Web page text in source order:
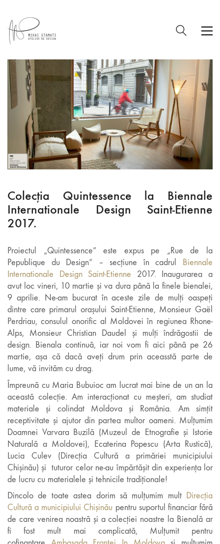
Colecția Quintessence la Biennale
Internationale Design Saint-Etienne
2017.
Proiectul „Quintessence” este expus pe „Rue de la
Pepublique du Design” – secțiune în cadrul Biennale
Internationale Design Saint-Etienne 2017. Inaugurarea a
avut loc vineri, 10 martie și va dura până la finele bienalei,
9 aprilie. Ne-am bucurat în aceste zile de mulți oaspeți
dintre care primarul orașului Saint-Etienne, Monsieur Gaël
Perdriau, consulul onorific al Moldovei în regiunea Rhone-
Alps, Monsieur Christian Daudel și mulți îndrăgostii de
design. Bienala continuă, iar noi vom fi aici până pe 26
martie, așa că dacă aveți drum prin aceasstă parte de
lume, vă invităm cu drag.
Împreună cu Maria Bubuioc am lucrat mai bine de un an la
această colecție. Am interacționat cu meșteri, am studiat
materiale și colindat Moldova și România. Am simțit
receptivitate și ajutor din partea multor oameni. Mulțumim
Doamnei Varvara Buzilă (Muzeul de Etnografie și Istorie
Naturală a Moldovei), Ecaterina Popescu (Arta Rustică),
Lucia Culev (Direcția Cultură a primăriei municipiului
Chișinău) și tuturor celor ne-au împărtășit din experiența lor
de lucru cu materialele și tehnicile tradiționale!
Dincolo de toate astea dorim să mulțumim mult Direcția
Cultură a municipiului Chișinău pentru suportul financiar fără
de care venirea noastră și a colecției noastre la Bienală ar
fi fost mult mai complicată, Mulțumit pentru